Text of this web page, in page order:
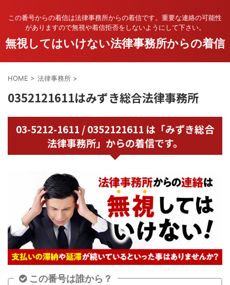
この番号からの着信は法律事務所からの着信です。重要な連絡の可能性
がありますので無視や着信拒否をしないようにして下さい。
無視してはいけない法律事務所からの着信
HOME > 法律事務所 >
0352121611はみずき総合法律事務所
03-5212-1611 / 0352121611 は「みずき総合
法律事務所」からの着信です。
この番号は誰から？